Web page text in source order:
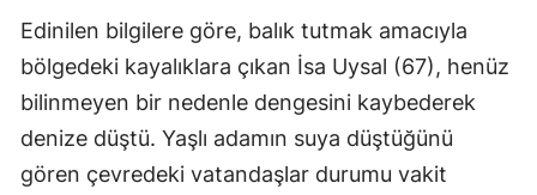
Edinilen bilgilere göre, balık tutmak amacıyla
bölgedeki kayalıklara çıkan İsa Uysal (67), henüz
bilinmeyen bir nedenle dengesini kaybederek
denize düştü. Yaşlı adamın suya düştüğünü
gören çevredeki vatandaşlar durumu vakit